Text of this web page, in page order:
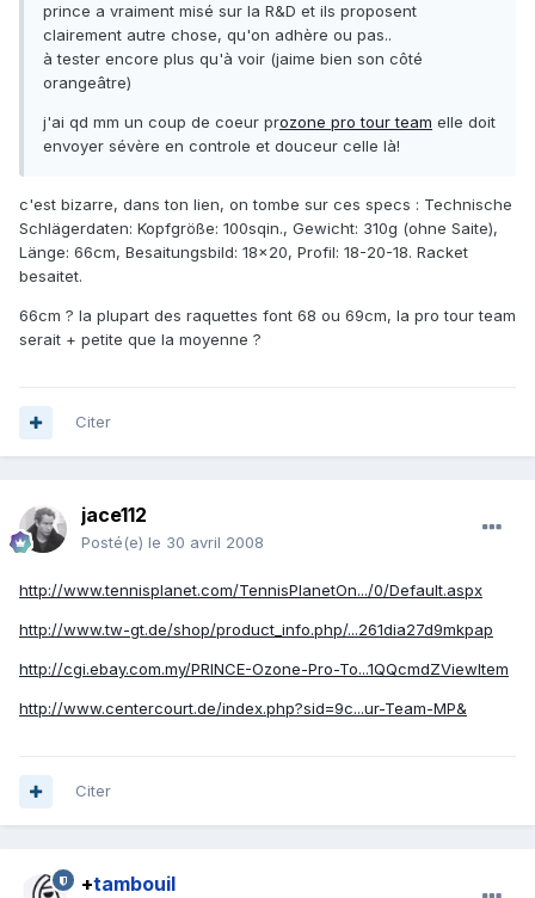
prince a vraiment misé sur la R&D et ils proposent
clairement autre chose, qu'on adhère ou pas..
à tester encore plus qu'à voir (jaime bien son côté
orangeâtre)
j'ai qd mm un coup de coeur prozone pro tour team elle doit
envoyer sévère en controle et douceur celle là!
c'est bizarre, dans ton lien, on tombe sur ces specs : Technische
Schlägerdaten: Kopfgröße: 100sqin., Gewicht: 310g (ohne Saite),
Länge: 66cm, Besaitungsbild: 18x20, Profil: 18-20-18. Racket
besaitet.
66cm ? la plupart des raquettes font 68 ou 69cm, la pro tour team
serait + petite que la moyenne ?
Citer
jace112
Posté(e) le 30 avril 2008
http://www.tennisplanet.com/TennisPlanetOn.../0/Default.aspx
http://www.tw-gt.de/shop/product_info.php/...261dia27d9mkpap
http://cgi.ebay.com.my/PRINCE-Ozone-Pro-To...1QQcmdZViewItem
http://www.centercourt.de/index.php?sid=9c...ur-Team-MP&
Citer
+tambouil